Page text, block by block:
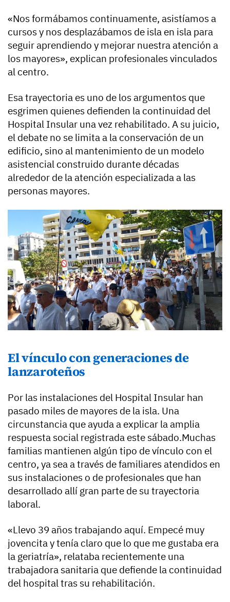
«Nos formábamos continuamente, asistíamos a
cursos y nos desplazábamos de isla en isla para
seguir aprendiendo y mejorar nuestra atención a
los mayores», explican profesionales vinculados
al centro.
Esa trayectoria es uno de los argumentos que
esgrimen quienes defienden la continuidad del
Hospital Insular una vez rehabilitado. A su juicio,
el debate no se limita a la conservación de un
edificio, sino al mantenimiento de un modelo
asistencial construido durante décadas
alrededor de la atención especializada a las
personas mayores.
El vínculo con generaciones de
lanzaroteños
Por las instalaciones del Hospital Insular han
pasado miles de mayores de la isla. Una
circunstancia que ayuda a explicar la amplia
respuesta social registrada este sábado.Muchas
familias mantienen algún tipo de vínculo con el
centro, ya sea a través de familiares atendidos en
sus instalaciones o de profesionales que han
desarrollado allí gran parte de su trayectoria
laboral.
«Llevo 39 años trabajando aquí. Empecé muy
jovencita y tenía claro que lo que me gustaba era
la geriatría», relataba recientemente una
trabajadora sanitaria que defiende la continuidad
del hospital tras su rehabilitación.